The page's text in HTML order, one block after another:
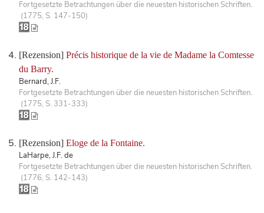
Fortgesetzte Betrachtungen über die neuesten historischen Schriften.
(1775, S. 147-150)
[Rezension] Précis historique de la vie de Madame la Comtesse
du Barry.
Bernard, J.F.
Fortgesetzte Betrachtungen über die neuesten historischen Schriften.
(1775, S. 331-333)
[Rezension] Eloge de la Fontaine.
LaHarpe, J.F. de
Fortgesetzte Betrachtungen über die neuesten historischen Schriften.
(1776, S. 142-143)